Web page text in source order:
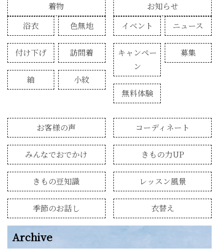
着物
浴衣
色無地
付け下げ 訪問着
紬 小紋
お知らせ
イベント
ニュース
キャンペー
ン
募集
無料体験
お客様の声 コーディネート
みんなでおでかけ きもの力UP
きもの豆知識 レッスン風景
季節のお話し 衣替え
Archive